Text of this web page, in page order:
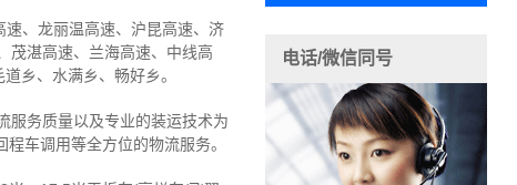
、龙丽温高速、沪昆高速、济
茂湛高速、兰海高速、中线高
乡、水满乡、畅好乡。
服务质量以及专业的装运技术为
车调用等全方位的物流服务。
电话/微信同号